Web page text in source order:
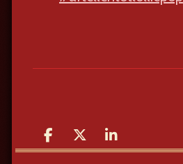
D
e
D
e
S
h